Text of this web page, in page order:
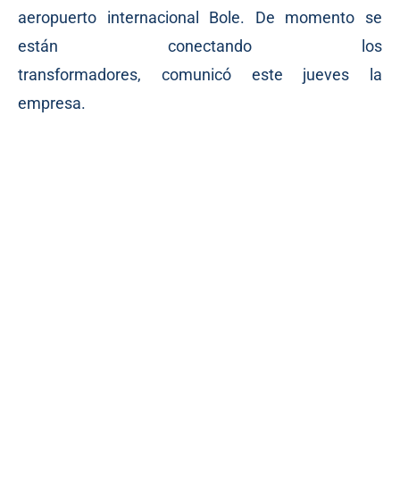
aeropuerto internacional Bole. De momento se
están conectando los
transformadores, comunicóeste jueves la
empresa.